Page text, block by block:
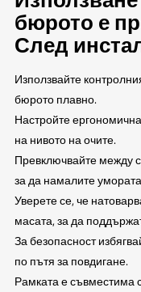
бюрото е
След
Използвайте
бюрото плавно.
Настройте
на нивото на очите.
Превключвайте между
за да намалите
Уверете се, че
масата, за да
За безопасност
по пътя за повдигане.
Рамката е съвместима